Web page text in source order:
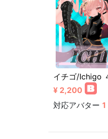
イチゴ/Ichigo
¥ 2,200
対応アバター 1